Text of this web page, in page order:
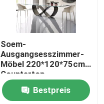
Soem-
Ausgangsesszimmer-
Möbel 220*120*75cm
Countertop-
Speisetisch
Bestpreis